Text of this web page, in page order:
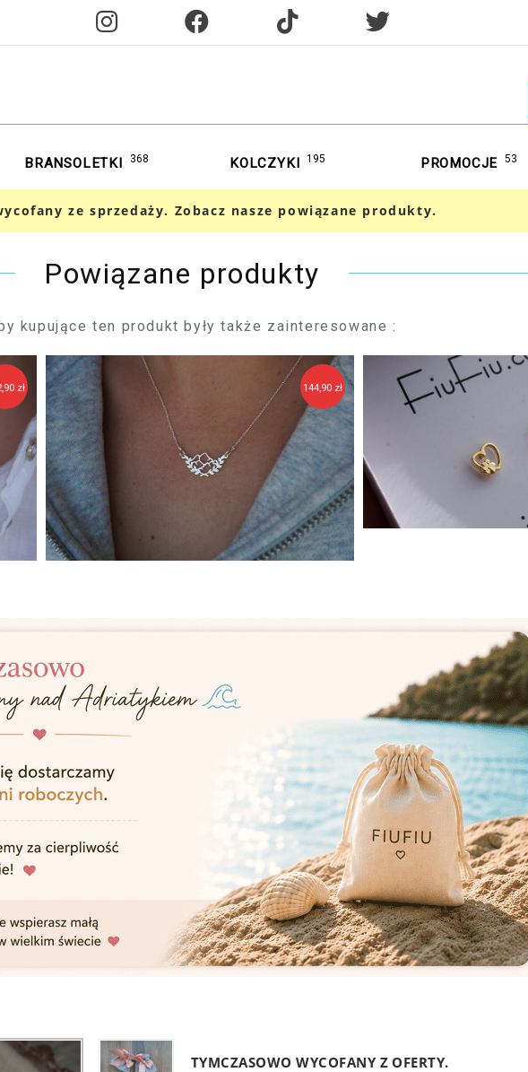
BRANSOLETKI 368 KOLCZYKI 195 PROMOCJE 53
ze sprzedaży. Zobacz nasze powiązane produkty.
Powiązane produkty
kupujące ten produkt były także zainteresowane :
144,90 zł
TYMCZASOWO WYCOFANY Z OFERTY.